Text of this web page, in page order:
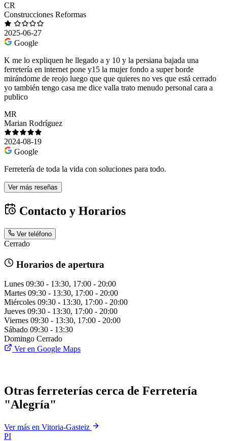
CR
Construcciones Reformas
2025-06-27
Google
K me lo expliquen he llegado a y 10 y la persiana bajada una
ferretería en internet pone y15 la mujer fondo a super borde
mirándome de reojo luego que que quieres no ves que está cerrado
yo también tengo casa me dice valla trato menudo personal cara a
publico
MR
Marian Rodríguez
2024-08-19
Google
Ferretería de toda la vida con soluciones para todo.
Ver más reseñas
Contacto y Horarios
Ver teléfono
Cerrado
Horarios de apertura
Lunes 09:30 - 13:30, 17:00 - 20:00
Martes 09:30 - 13:30, 17:00 - 20:00
Miércoles 09:30 - 13:30, 17:00 - 20:00
Jueves 09:30 - 13:30, 17:00 - 20:00
Viernes 09:30 - 13:30, 17:00 - 20:00
Sábado 09:30 - 13:30
Domingo Cerrado
Ver en Google Maps
Otras ferreterías cerca de Ferretería
"Alegría"
Ver más en Vitoria-Gasteiz
PI